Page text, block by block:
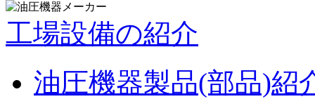
工場設備の紹介
油圧機器製品(部品)紹